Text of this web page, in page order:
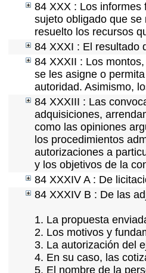
84 XXX : Los informes
sujeto obligado que
resuelto los recursos
84 XXXI : El resultado
84 XXXII : Los
se les asigne o
autoridad. Asimismo,
84 XXXIII : Las
adquisiciones,
como las opiniones
los procedimientos
autorizaciones a
y los objetivos de la
84 XXXIV A : De
84 XXXIV B : De las
1. La propuesta
2. Los motivos y
3. La autorización del
4. En su caso, las
5. El nombre de la